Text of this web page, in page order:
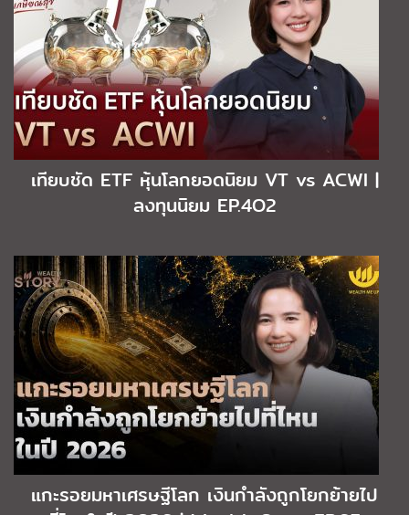
เทียบชัด ETF หุ้นโลกยอดนิยม VT vs ACWI |
ลงทุนนิยม EP.4O2
แกะรอยมหาเศรษฐีโลก เงินกำลังถูกโยกย้ายไป